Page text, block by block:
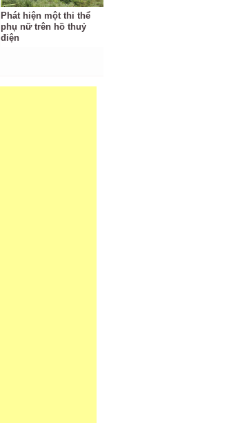
Phát hiện một thi thể
phụ nữ trên hồ thuỷ
điện